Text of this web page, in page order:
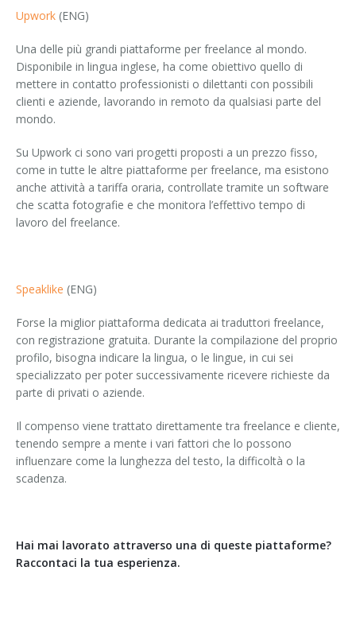
Upwork (ENG)
Una delle più grandi piattaforme per freelance al mondo.
Disponibile in lingua inglese, ha come obiettivo quello di
mettere in contatto professionisti o dilettanti con possibili
clienti e aziende, lavorando in remoto da qualsiasi parte del
mondo.
Su Upwork ci sono vari progetti proposti a un prezzo fisso,
come in tutte le altre piattaforme per freelance, ma esistono
anche attività a tariffa oraria, controllate tramite un software
che scatta fotografie e che monitora l’effettivo tempo di
lavoro del freelance.
Speaklike (ENG)
Forse la miglior piattaforma dedicata ai traduttori freelance,
con registrazione gratuita. Durante la compilazione del proprio
profilo, bisogna indicare la lingua, o le lingue, in cui sei
specializzato per poter successivamente ricevere richieste da
parte di privati o aziende.
Il compenso viene trattato direttamente tra freelance e cliente,
tenendo sempre a mente i vari fattori che lo possono
influenzare come la lunghezza del testo, la difficoltà o la
scadenza.
Hai mai lavorato attraverso una di queste piattaforme?
Raccontaci la tua esperienza.